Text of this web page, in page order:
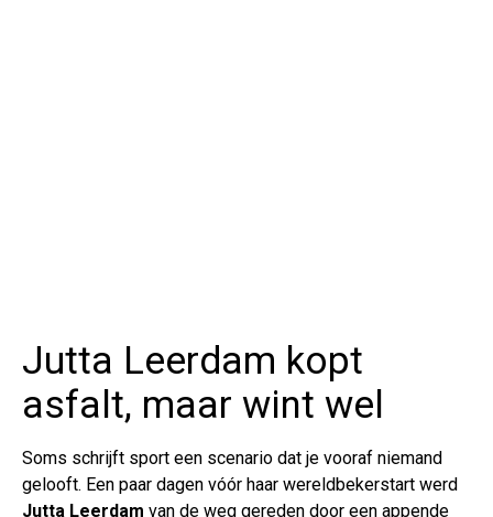
Jutta Leerdam kopt
asfalt, maar wint wel
Soms schrijft sport een scenario dat je vooraf niemand
gelooft. Een paar dagen vóór haar wereldbekerstart werd
Jutta Leerdam van de weg gereden door een appende